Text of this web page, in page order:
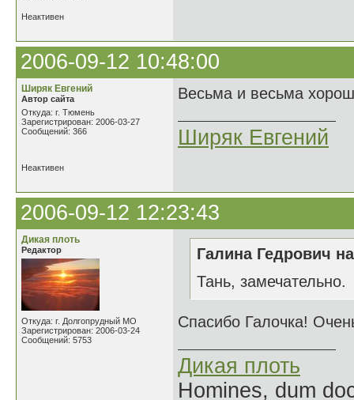
Неактивен
2006-09-12 10:48:00
Ширяк Евгений
Автор сайта
Откуда: г. Тюмень
Зарегистрирован: 2006-03-27
Сообщений: 366
Весьма и весьма
Ширяк Евгений
Неактивен
2006-09-12 12:23:43
Дикая плоть
Редактор
Откуда: г. Долгопрудный МО
Зарегистрирован: 2006-03-24
Сообщений: 5753
Галина Гедрович
Тань, замечательно.
Спасибо Галочка!
Дикая плоть
Homines, dum